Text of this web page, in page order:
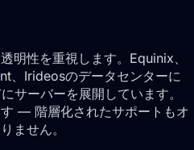
明性を重視します。Equinix、
、Irideosのデータセンターに
サーバーを展開しています。
— 階層化されたサポートもオ
ません。